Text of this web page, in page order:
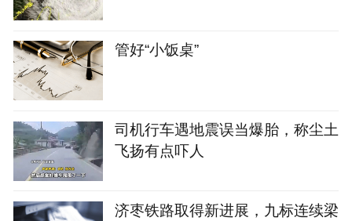
管好“小饭桌”
司机行车遇地震误当爆胎，称尘土
飞扬有点吓人
济枣铁路取得新进展，九标连续梁